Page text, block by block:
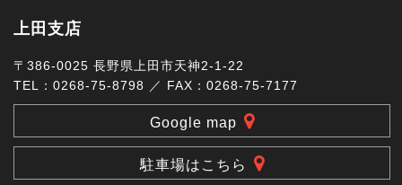
上田支店
〒386-0025 長野県上田市天神2-1-22
TEL：0268-75-8798 ／ FAX：0268-75-7177
Google map
駐車場はこちら